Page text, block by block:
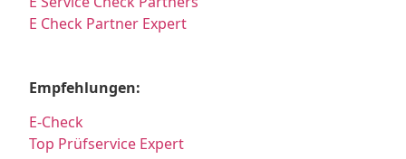
E Check Partner Expert
Empfehlungen:
E-Check
Top Prüfservice Expert